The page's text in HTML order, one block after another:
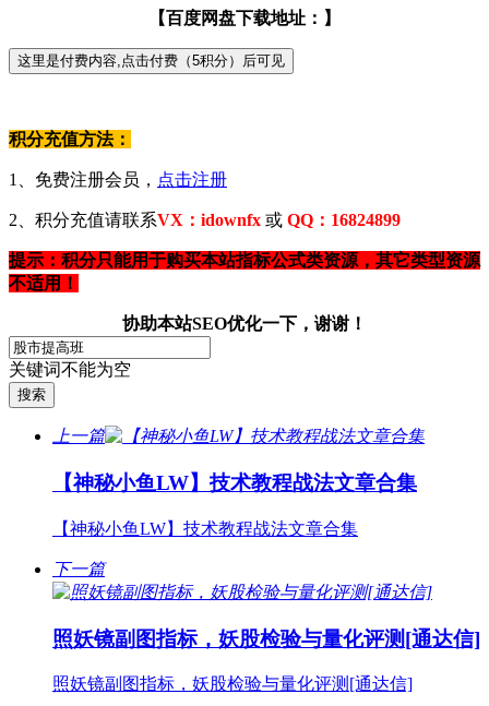
【百度网盘下载地址：】
积分充值方法：
1、免费注册会员， 点击注册
2、积分充值请联系VX：idownfx 或 QQ：16824899
提示：积分只能用于购买本站指标公式类资源，其它类型资源
不适用！
协助本站SEO优化一下，谢谢！
关键词不能为空
上一篇
【神秘小鱼LW】技术教程战法文章合集
【神秘小鱼LW】技术教程战法文章合集
下一篇
照妖镜副图指标，妖股检验与量化评测[通达信]
照妖镜副图指标，妖股检验与量化评测[通达信]